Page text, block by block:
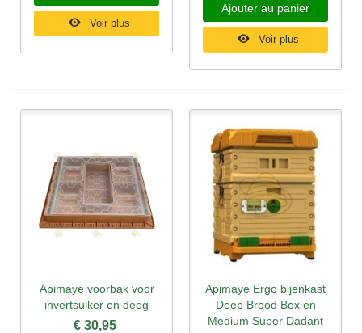
Voir plus
Ajouter au panier
Voir plus
Apimaye voorbak voor
invertsuiker en deeg
€ 30,95
Apimaye Ergo bijenkast
Deep Brood Box en
Medium Super Dadant